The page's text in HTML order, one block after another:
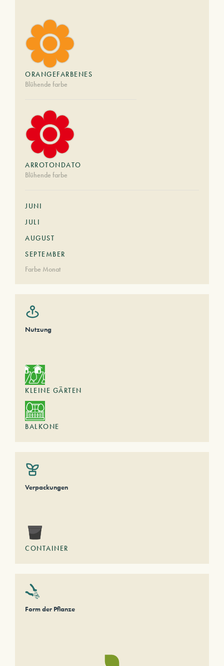
ORANGEFARBENES
Blühende farbe
ARROTONDATO
Blühende farbe
JUNI
JULI
AUGUST
SEPTEMBER
Farbe Monat
Nutzung
KLEINE GÄRTEN
BALKONE
Verpackungen
CONTAINER
Form der Pflanze